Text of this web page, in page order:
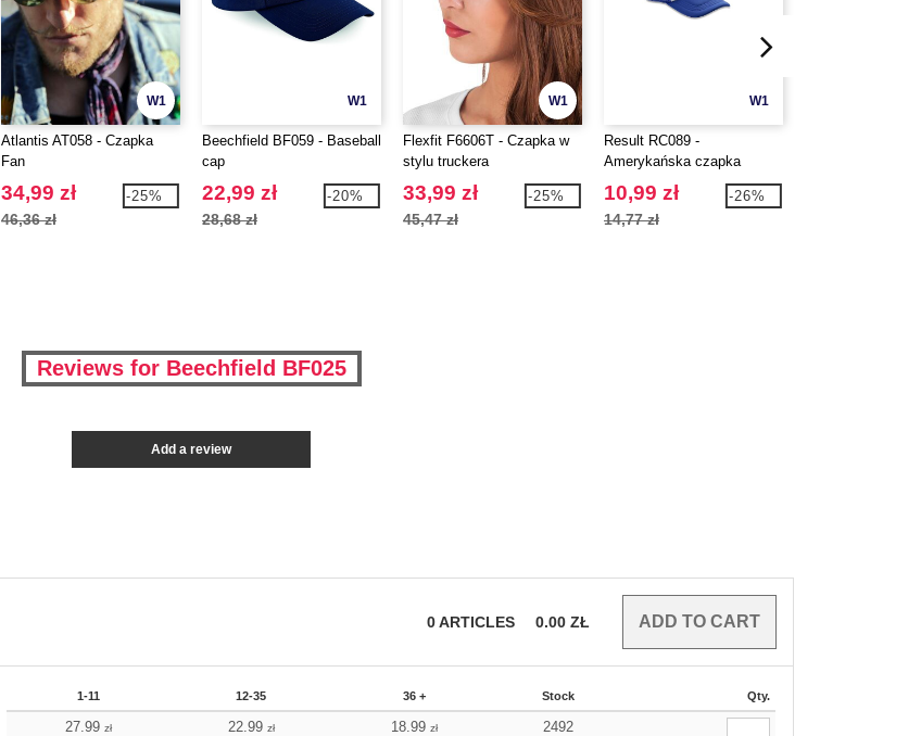
W1
Atlantis AT058 - Czapka
Fan
34,99 zł
46,36 zł
-25%
W1
Beechfield BF059 - Baseball
cap
22,99 zł
28,68 zł
-20%
W1
Flexfit F6606T - Czapka w
stylu truckera
33,99 zł
45,47 zł
-25%
W1
Result RC089 -
Amerykańska czapka
10,99 zł
14,77 zł
-26%
Reviews for Beechfield BF025
Add a review
0ARTICLES 0.00 ZŁ
1-11 12-35 36 + Stock Qty.
27.99 zł 22.99 zł 18.99zł 2492